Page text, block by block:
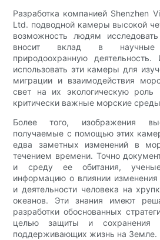
Разработка компанией Shenzhen
Ltd. подводной камеры высокой
возможность людям
вносит вклад в научные
природоохранную деятельность.
использовать эти камеры для
миграции и взаимодействия
свет на их экологическую роль
критически важные морские среды
Более того, изображения
получаемые с помощью этих
едва заметных изменений в
течением времени. Точно
и среду ее обитания,
информацию о влиянии изменения
и деятельности человека на
океанов. Эти знания имеют
разработки обоснованных
целью защиты и сохранения
поддерживающих жизнь на Земле.